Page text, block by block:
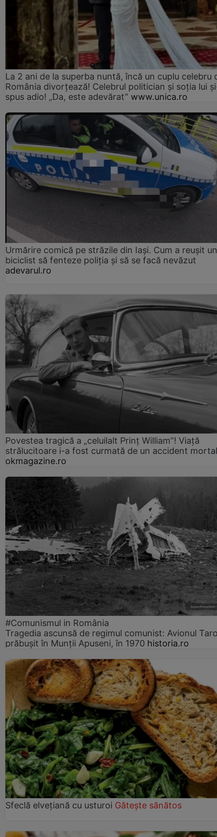
La 2 ani de la superba nuntă, încă un cuplu celebru
România divorțează! Celebrul politician și soția lui
spus adio! „Da, este adevărat” www.unica.ro
Urmărire comică pe străzile din Iași. Cum a reușit un
biciclist să fenteze poliția și să se facă nevăzut
adevarul.ro
Povestea tragică a „celuilalt Prinț William”! Viață
strălucitoare i-a fost curmată de un accident mortal
okmagazine.ro
#Comunismul in România
Tragedia ascunsă de regimul comunist: Avionul
prăbușit în Munții Apuseni, în 1970 historia.ro
Sfeclă elvețiană cu usturoi Gătește sănătos